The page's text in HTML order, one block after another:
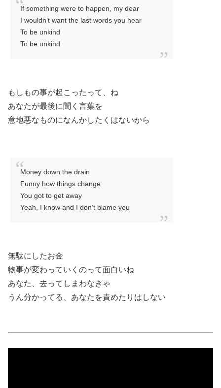
If something were to happen, my dear
I wouldn’t want the last words you hear
To be unkind
To be unkind
もしもの事が起こったって、ね
あなたが最後に聞く言葉を
意地悪なものになんかしたくはないから
Money down the drain
Funny how things change
You got to get away
Yeah, I know and I don’t blame you
無駄にしたお金
物事が変わっていくのって面白いね
あなた、去ってしまわなきゃ
うん分かってる、あなたを責めたりはしない